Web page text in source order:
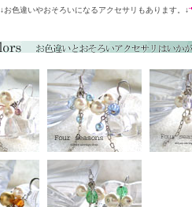
↓お色違いやおそろいになるアクセサリもあります。↓